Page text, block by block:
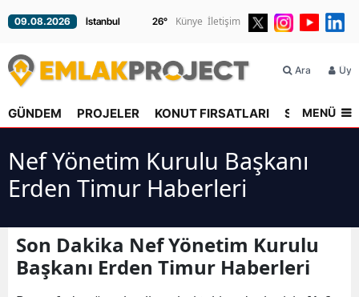
09.08.2026 26° Künye İletişim
Ara
GÜNDEM PROJELER KONUT FIRSATLARI SEKTÖR
MENÜ
Nef Yönetim Kurulu Başkanı
Erden Timur Haberleri
Son Dakika Nef Yönetim Kurulu
Başkanı Erden Timur Haberleri